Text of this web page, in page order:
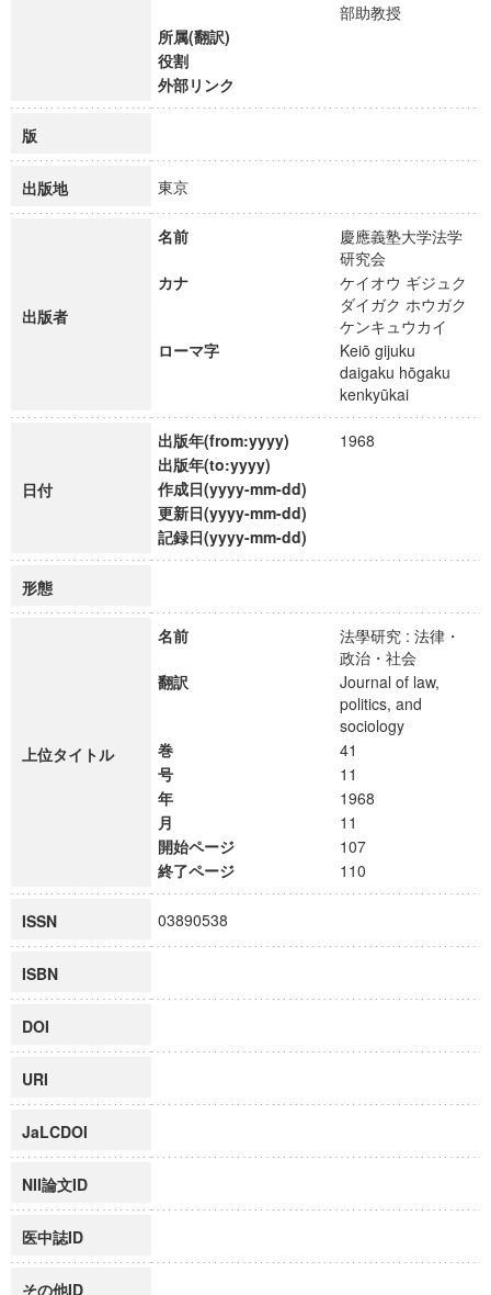
部助教授
所属(翻訳)
役割
外部リンク
版
出版地 東京
出版者
名前
慶應義塾大学法学
研究会
カナ
ケイオウ ギジュク
ダイガク ホウガク
ケンキュウカイ
ローマ字
Keiō gijuku
daigaku hōgaku
kenkyūkai
日付
出版年(from:yyyy)
1968
出版年(to:yyyy)
作成日(yyyy-mm-dd)
更新日(yyyy-mm-dd)
記録日(yyyy-mm-dd)
形態
上位タイトル
名前
法學研究 : 法律・
政治・社会
翻訳
Journal of law,
politics, and
sociology
巻
41
号
11
年
1968
月
11
開始ページ
107
終了ページ
110
ISSN 03890538
ISBN
DOI
URI
JaLCDOI
NII論文ID
医中誌ID
その他ID